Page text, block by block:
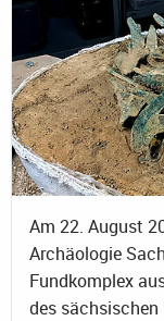
Am 22. August
Archäologie
Fundkomplex
des